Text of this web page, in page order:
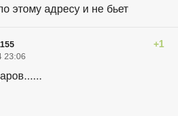
этому адресу и не бьет
+1
23:06